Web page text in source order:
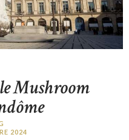
Mushroom
2024